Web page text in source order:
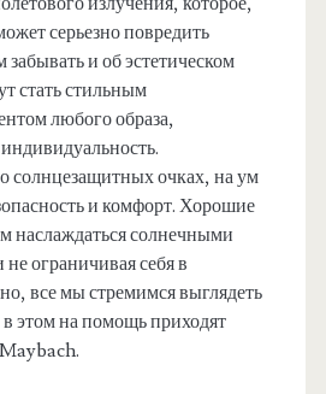
серьезно повредить
забывать и об эстетическом
стать стильным
любого образа,
солнцезащитных очках, на ум
и комфорт. Хорошие
наслаждаться солнечными
ограничивая себя в
все мы стремимся выглядеть
этом на помощь приходят